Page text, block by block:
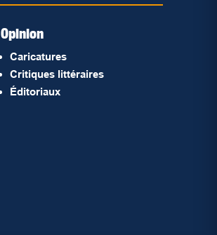
Opinion
Caricatures
Critiques littéraires
Éditoriaux